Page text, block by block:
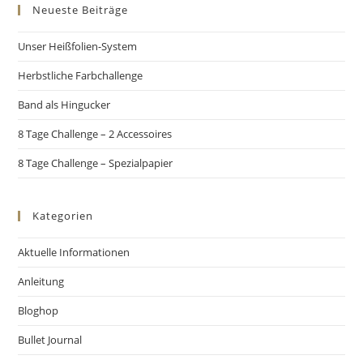
Neueste Beiträge
Unser Heißfolien-System
Herbstliche Farbchallenge
Band als Hingucker
8 Tage Challenge – 2 Accessoires
8 Tage Challenge – Spezialpapier
Kategorien
Aktuelle Informationen
Anleitung
Bloghop
Bullet Journal